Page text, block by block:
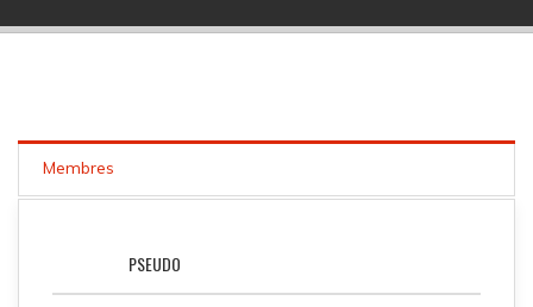
Membres
PSEUDO